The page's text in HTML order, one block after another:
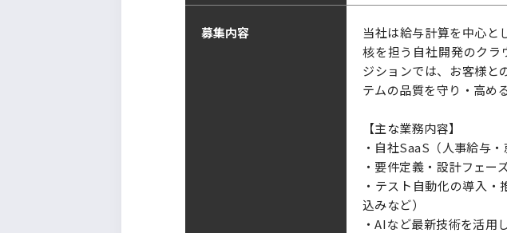
募集内容
当社は給与計算を中心と
核を担う自社開発のクラ
ジションでは、お客様と
テムの品質を守り・高め
【主な業務内容】
・自社SaaS（人事給与
・要件定義・設計フェー
・テスト自動化の導入
込みなど）
・AIなど最新技術を活用